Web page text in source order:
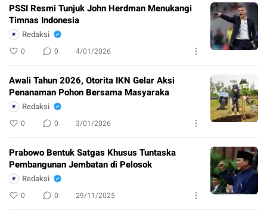
PSSI Resmi Tunjuk John Herdman Menukangi
Timnas Indonesia
Redaksi
0 0 4/01/2026
Awali Tahun 2026, Otorita IKN Gelar Aksi
Penanaman Pohon Bersama Masyaraka
Redaksi
0 0 3/01/2026
Prabowo Bentuk Satgas Khusus Tuntaska
Pembangunan Jembatan di Pelosok
Redaksi
0 0 29/11/2025